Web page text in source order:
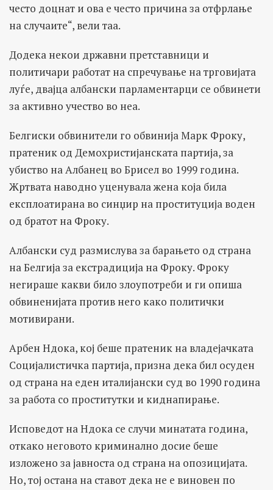
често доцнат и ова е често причина за отфрлање
на случаите“, вели таа.
Додека некои државни претставници и
политичари работат на спречување на трговијата
луѓе, двајца албански парламентарци се обвинети
за активно учество во неа.
Белгиски обвинители го обвинија Марк Фроку,
пратеник од Демохристијанската партија, за
убиство на Албанец во Брисел во 1999 година.
Жртвата наводно уценувала жена која била
експлоатирана во синџир на проституција воден
од братот на Фроку.
Албански суд размислува за барањето од страна
на Белгија за екстрадиција на Фроку. Фроку
негираше какви било злоупотреби и ги опиша
обвиненијата против него како политички
мотивирани.
Арбен Ндока, кој беше пратеник на владејачката
Социјалистичка партија, призна дека бил осуден
од страна на еден италијански суд во 1990 година
за работа со проститутки и киднапирање.
Исповедот на Ндока се случи минатата година,
откако неговото криминално досие беше
изложено за јавноста од страна на опозицијата.
Но, тој остана на ставот дека не е виновен по